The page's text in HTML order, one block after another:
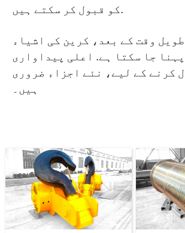
کو قبول کر سکتے ہیں.
وقت کے بعد، کرین کی اشیاء
جا سکتا ہے. اعلی پیداواری
کرنے کے لیے، نئے اجزاء ضروری
ہیں۔